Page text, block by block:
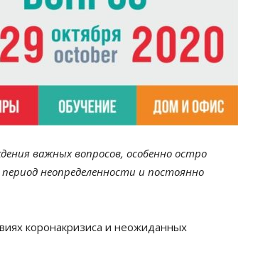
важных вопросов, особенно остро
неопределенности и постоянно
коронакризиса и неожиданных